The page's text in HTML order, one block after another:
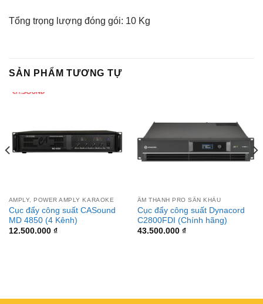
Tổng trọng lượng đóng gói: 10 Kg
SẢN PHẨM TƯƠNG TỰ
AMPLY, POWER AMPLY KARAOKE
Cục đẩy công suất CASound
MD 4850 (4 Kênh)
12.500.000 ₫
ÂM THANH PRO SÂN KHẤU
Cục đẩy công suất Dynacord
C2800FDI (Chính hãng)
43.500.000 ₫